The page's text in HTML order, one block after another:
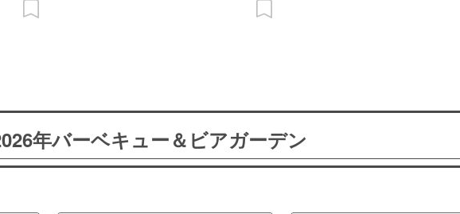
年バーベキュー＆ビアガーデン